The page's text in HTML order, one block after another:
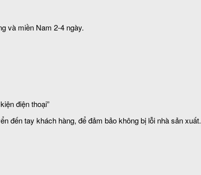
và miền Nam 2-4 ngày.
điện thoại”
đến tay khách hàng, để đảm bảo không bị lỗi nhà sản xuất.